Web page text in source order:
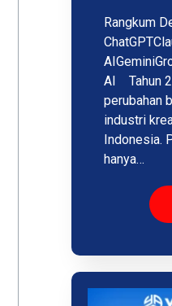
Rangkum
AI Tahun
perubahan
industri
Indonesia.
hanya…